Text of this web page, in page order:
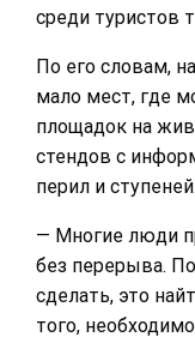
среди туристов
По его словам,
мало мест, где
площадок на
стендов с
перил и ступеней.
— Многие люди
без перерыва.
сделать, это
того,